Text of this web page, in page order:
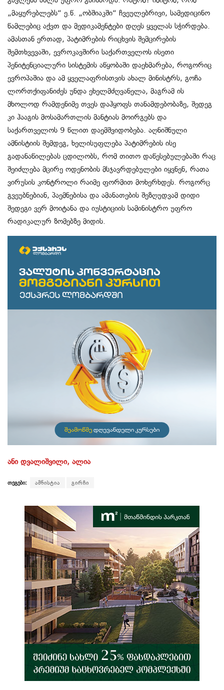
„მაყურებლებს“ ე.წ. „ობშიაკში“ ჩვეულებრივი, სამედიცინო
წამლებიც აქვთ და მედიკამენტები დღეს ყველას სჭირდება.
ამასთან ერთად, პატიმრების რიცხვის შემცირების
შემთხვევაში, ევროკავშირი საქართველოს ისეთი
პენიტენციალური სისტემის აწყობაში დაეხმარება, როგორიც
ევროპაშია და ამ ყველაფრისთვის ახალ მინისტრს, გოჩა
ლორთქიფანიძეს უნდა ეხელმძღვანელა, მაგრამ ის
მხოლოდ რამდენიმე თვეს დაჰყოფს თანამდებობაზე, შედეგ
კი ჰააგის მოსამართლის მანტიას მოირგებს და
საქართველოს 9 წლით დაემშვიდობება. აღნიშნული
ამნისტიის შემდეგ, ხელისუფლება პატიმრების ისე
გადანაწილებას ცდილობს, რომ თითო დაწესებულებაში რაც
შეიძლება მცირე ოდენობის მსჯავრდებულები იყვნენ, რათა
ვირუსის კონტროლი რაიმე ფორმით მოხერხდეს. როგორც
გვეუბნებიან, პაემნებისა და ამანათების შეზღუდვამ დიდი
შედეგი ვერ მოიტანა და იუსტიციის სამინისტრო უფრო
რადიკალურ ზომებზე მიდის.
ანი დვალიშვილი, ალია
თეგები: ამნისტია გირჩი